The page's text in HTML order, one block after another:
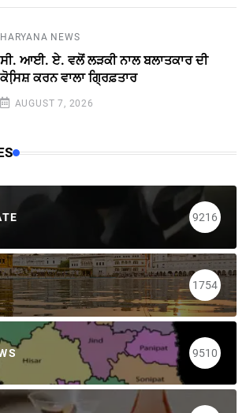
HARYANA NEWS
ਸੀ. ਆਈ. ਏ. ਵਲੋਂ ਲੜਕੀ ਨਾਲ ਬਲਾਤਕਾਰ ਦੀ
ਕੋਸਿ਼ਸ਼ ਕਰਨ ਵਾਲਾ ਗ੍ਰਿਫ਼ਤਾਰ
AUGUST 7, 2026
9216
1754
9510